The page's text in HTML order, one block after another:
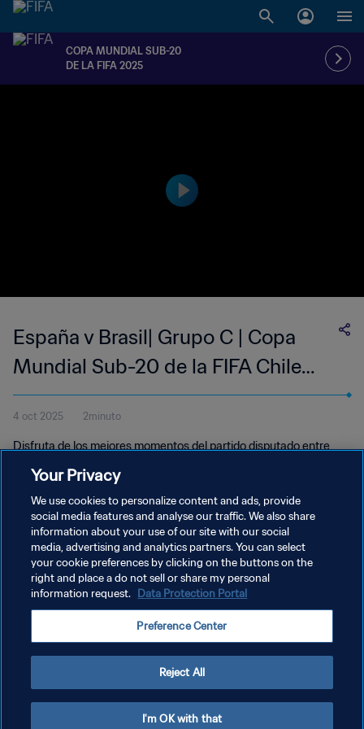
COPA MUNDIAL SUB-20
DE LA FIFA 2025
España v Brasil| Grupo C | Copa
Mundial Sub-20 de la FIFA Chile
2025™ | Resumen
4 oct 2025 2minuto
Disfruta de los mejores momentos del partido disputado entre
sábado 4 de octubre a las 17:00 (hora local)
POLÍTICA DE PRIVACIDAD
AJUSTAR LA CONFIGURACIÓN DE LAS COOKIES
Copyright © 1994 - 2026 FIFA. Todos los derechos reservados.
Your Privacy
We use cookies to personalize content and ads, provide
social media features and analyse our traffic. We also share
information about your use of our site with our social
media, advertising and analytics partners. You can select
your cookie preferences by clicking on the buttons on the
right and place a do not sell or share my personal
information request. Data Protection Portal
Preference Center
Reject All
I'm OK with that